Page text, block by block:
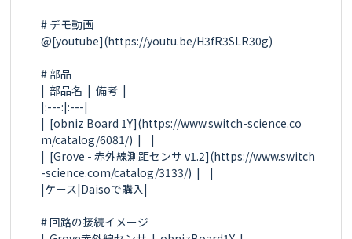
# デモ動画
@[youtube](https://youtu.be/H3fR3SLR30g)
# 部品
|  部品名  |  備考  |
|:---:|:---|
|  [obniz Board 1Y](https://www.switch-science.co
m/catalog/6081/)  |    |
|  [Grove - 赤外線測距センサ v1.2](https://www.switch
-science.com/catalog/3133/)  |    |
|ケース|Daisoで購入|
# 回路の接続イメージ